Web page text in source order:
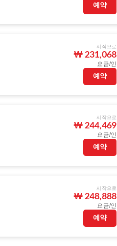
예약
시작으로
₩ 231,068
요금/인
예약
시작으로
₩ 244,469
요금/인
예약
시작으로
₩ 248,888
요금/인
예약